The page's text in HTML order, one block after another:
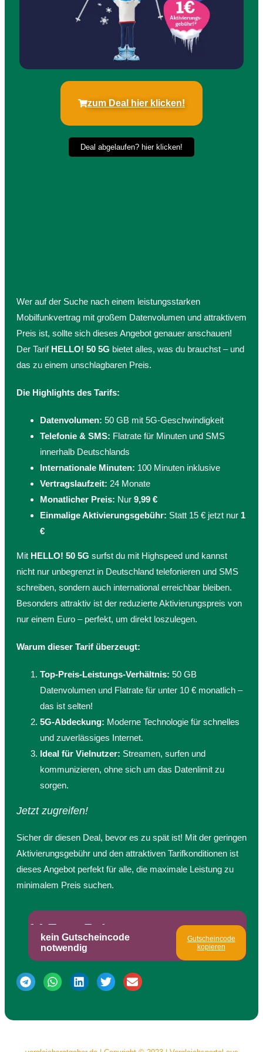
Wer auf der Suche nach einem leistungsstarken
Mobilfunkvertrag mit großem Datenvolumen und attraktivem
Preis ist, sollte sich dieses Angebot genauer anschauen!
Der Tarif HELLO! 50 5G bietet alles, was du brauchst – und
das zu einem unschlagbaren Preis.
Die Highlights des Tarifs:
Datenvolumen: 50 GB mit 5G-Geschwindigkeit
Telefonie & SMS: Flatrate für Minuten und SMS
innerhalb Deutschlands
Internationale Minuten: 100 Minuten inklusive
Vertragslaufzeit: 24 Monate
Monatlicher Preis: Nur 9,99 €
Einmalige Aktivierungsgebühr: Statt 15 € jetzt nur 1
€
Mit HELLO! 50 5G surfst du mit Highspeed und kannst
nicht nur unbegrenzt in Deutschland telefonieren und SMS
schreiben, sondern auch international erreichbar bleiben.
Besonders attraktiv ist der reduzierte Aktivierungspreis von
nur einem Euro – perfekt, um direkt loszulegen.
Warum dieser Tarif überzeugt:
Top-Preis-Leistungs-Verhältnis: 50 GB
Datenvolumen und Flatrate für unter 10 € monatlich –
das ist selten!
5G-Abdeckung: Moderne Technologie für schnelles
und zuverlässiges Internet.
Ideal für Vielnutzer: Streamen, surfen und
kommunizieren, ohne sich um das Datenlimit zu
sorgen.
Jetzt zugreifen!
Sicher dir diesen Deal, bevor es zu spät ist! Mit der geringen
Aktivierungsgebühr und den attraktiven Tarifkonditionen ist
dieses Angebot perfekt für alle, die maximale Leistung zu
minimalem Preis suchen.
14 Euro Rabatt
kein Gutscheincode
notwendig
Gutscheincode
kopieren
zum Deal hier klicken!
Deal abgelaufen? hier klicken!